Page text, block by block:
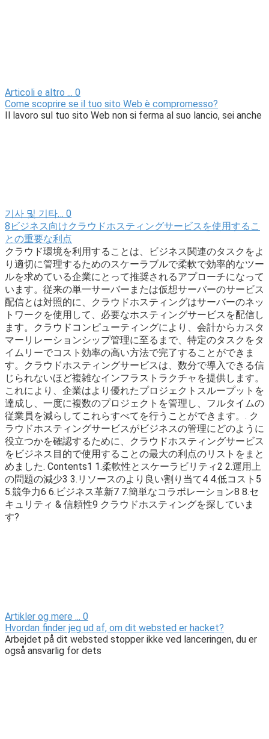
Articoli e altro ... 0
Come scoprire se il tuo sito Web è compromesso?
Il lavoro sul tuo sito Web non si ferma al suo lancio, sei anche
기사 및 기타… 0
8ビジネス向けクラウドホスティングサービスを使用するこ
との重要な利点
クラウド環境を利用することは、ビジネス関連のタスクをよ
り適切に管理するためのスケーラブルで柔軟で効率的なツー
ルを求めている企業にとって推奨されるアプローチになって
います。従来の単一サーバーまたは仮想サーバーのサービス
配信とは対照的に、クラウドホスティングはサーバーのネッ
トワークを使用して、必要なホスティングサービスを配信し
ます。クラウドコンピューティングにより、会計からカスタ
マーリレーションシップ管理に至るまで、特定のタスクをタ
イムリーでコスト効率の高い方法で完了することができま
す。クラウドホスティングサービスは、数分で導入できる信
じられないほど複雑なインフラストラクチャを提供します。
これにより、企業はより優れたプロジェクトスループットを
達成し、一度に複数のプロジェクトを管理し、フルタイムの
従業員を減らしてこれらすべてを行うことができます。. ク
ラウドホスティングサービスがビジネスの管理にどのように
役立つかを確認するために、クラウドホスティングサービス
をビジネス目的で使用することの最大の利点のリストをまと
めました. Contents1 1.柔軟性とスケーラビリティ2 2.運用上
の問題の減少3 3.リソースのより良い割り当て4 4.低コスト5
5.競争力6 6.ビジネス革新7 7.簡単なコラボレーション8 8.セ
キュリティ & 信頼性9 クラウドホスティングを探していま
す?
Artikler og mere ... 0
Hvordan finder jeg ud af, om dit websted er hacket?
Arbejdet på dit websted stopper ikke ved lanceringen, du er
også ansvarlig for dets